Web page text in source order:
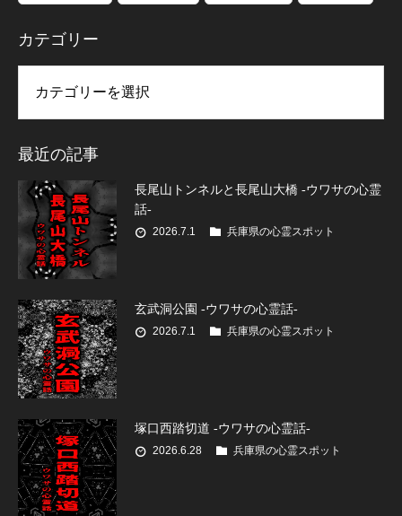
カテゴリー
最近の記事
長尾山トンネルと長尾山大橋 -ウワサの心霊
話-
2026.7.1 兵庫県の心霊スポット
玄武洞公園 -ウワサの心霊話-
2026.7.1 兵庫県の心霊スポット
塚口西踏切道 -ウワサの心霊話-
2026.6.28 兵庫県の心霊スポット